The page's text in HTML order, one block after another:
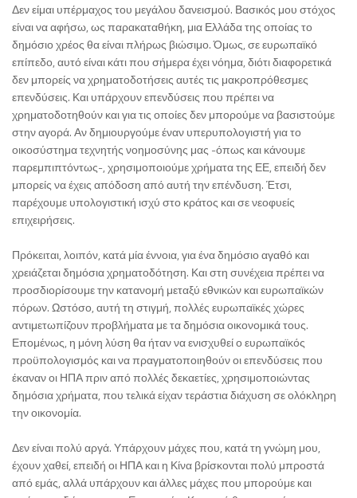
Δεν είμαι υπέρμαχος του μεγάλου δανεισμού. Βασικός μου στόχος
είναι να αφήσω, ως παρακαταθήκη, μια Ελλάδα της οποίας το
δημόσιο χρέος θα είναι πλήρως βιώσιμο. Όμως, σε ευρωπαϊκό
επίπεδο, αυτό είναι κάτι που σήμερα έχει νόημα, διότι διαφορετικά
δεν μπορείς να χρηματοδοτήσεις αυτές τις μακροπρόθεσμες
επενδύσεις. Και υπάρχουν επενδύσεις που πρέπει να
χρηματοδοτηθούν και για τις οποίες δεν μπορούμε να βασιστούμε
στην αγορά. Αν δημιουργούμε έναν υπερυπολογιστή για το
οικοσύστημα τεχνητής νοημοσύνης μας -όπως και κάνουμε
παρεμπιπτόντως-, χρησιμοποιούμε χρήματα της ΕΕ, επειδή δεν
μπορείς να έχεις απόδοση από αυτή την επένδυση. Έτσι,
παρέχουμε υπολογιστική ισχύ στο κράτος και σε νεοφυείς
επιχειρήσεις.
Πρόκειται, λοιπόν, κατά μία έννοια, για ένα δημόσιο αγαθό και
χρειάζεται δημόσια χρηματοδότηση. Και στη συνέχεια πρέπει να
προσδιορίσουμε την κατανομή μεταξύ εθνικών και ευρωπαϊκών
πόρων. Ωστόσο, αυτή τη στιγμή, πολλές ευρωπαϊκές χώρες
αντιμετωπίζουν προβλήματα με τα δημόσια οικονομικά τους.
Επομένως, η μόνη λύση θα ήταν να ενισχυθεί ο ευρωπαϊκός
προϋπολογισμός και να πραγματοποιηθούν οι επενδύσεις που
έκαναν οι ΗΠΑ πριν από πολλές δεκαετίες, χρησιμοποιώντας
δημόσια χρήματα, που τελικά είχαν τεράστια διάχυση σε ολόκληρη
την οικονομία.
Δεν είναι πολύ αργά. Υπάρχουν μάχες που, κατά τη γνώμη μου,
έχουν χαθεί, επειδή οι ΗΠΑ και η Κίνα βρίσκονται πολύ μπροστά
από εμάς, αλλά υπάρχουν και άλλες μάχες που μπορούμε και